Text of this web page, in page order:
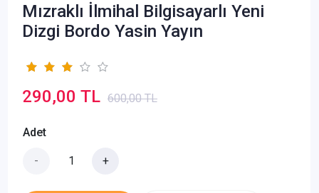
Mızraklı İlmihal Bilgisayarlı Yeni
Dizgi Bordo Yasin Yayın
290,00 TL 600,00 TL
Adet
- +